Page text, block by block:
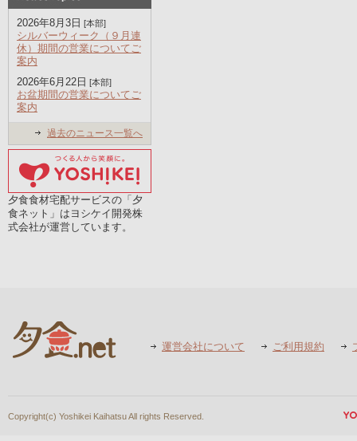
2026年8月3日 [本部]
シルバーウィーク（９月連
休）期間の営業についてご
案内
2026年6月22日 [本部]
お盆期間の営業についてご
案内
過去のニュース一覧へ
夕食食材宅配サービスの「夕
食ネット」はヨシケイ開発株
式会社が運営しています。
運営会社について ご利用規約
Copyright(c) Yoshikei Kaihatsu All rights Reserved.